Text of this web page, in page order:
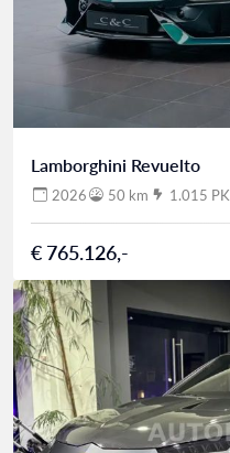
Lamborghini Revuelto
2026 50 km 1.015 PK
€ 765.126,-